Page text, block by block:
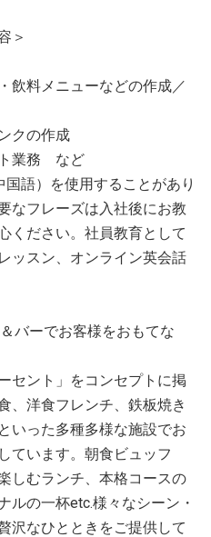
＞
飲料メニューなどの作成／
クの作成
ト業務 など
語）を使用することがあり
なフレーズは入社後にお教
ください。社員教育として
ッスン、オンライン英会話
バーでお客様をおもてな
セント」をコンセプトに掲
、洋食フレンチ、鉄板焼き
いった多種多様な施設でお
ています。朝食ビュッフ
しむランチ、本格コースの
ルの一杯etc.様々なシーン・
沢なひとときをご提供して